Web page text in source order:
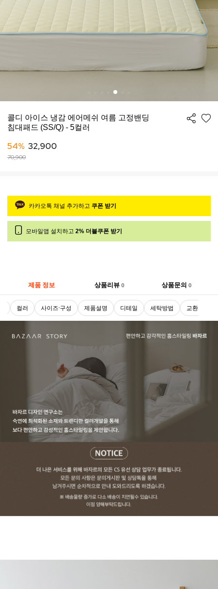
콜디 아이스 냉감 에어메쉬 여름 고정밴딩
침대패드 (SS/Q) - 5컬러
54% 32,900
70,900
카카오톡 채널 추가하고 쿠폰 받기
모바일앱 설치하고 2% 더블쿠폰 받기
제품 정보 상품리뷰 0 상품문의0
컬러 사이즈·구성 제품설명 디테일 세탁방법 교환 및 반